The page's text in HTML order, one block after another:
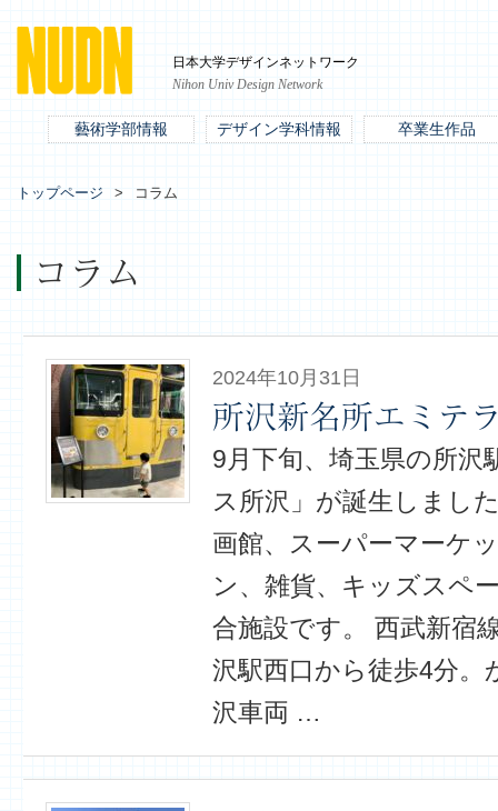
日本大学デザインネットワーク
Nihon Univ Design Network
藝術学部情報 デザイン学科情報 卒業生作品
トップページ コラム
コラム
2024年10月31日
所沢新名所エミテ
9月下旬、埼玉県の所沢
ス所沢」が誕生しまし
画館、スーパーマーケ
ン、雑貨、キッズスペ
合施設です。 西武新宿
沢駅西口から徒歩4分。
沢車両 …